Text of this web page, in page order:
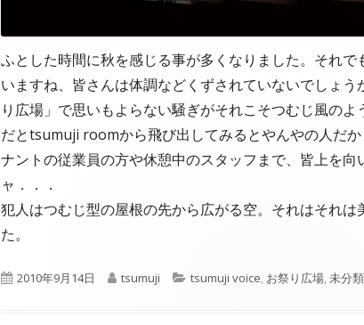
ふとした時間に秋を感じる事が多くなりました。それで
いますね、皆さんは体調などくずされていないでしょ
り広場」で思いもよらない騒ぎがそれこそつむじ風の
だとtsumuji roomから飛び出してみるとやんやの人だ
ナントの従業員の方や休憩中のスタッフまで、皆上を向
ャ．．．
犯人はつむじ型の屋根の先から広がる空。それはそれは
た。
公
2010年9月14日
作
tsumuji
カ
tsumuji voice お祭り広場 未分類